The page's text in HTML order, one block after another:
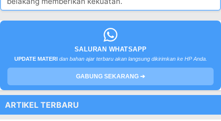
SALURAN WHATSAPP
UPDATE MATERI dan bahan ajar terbaru akan langsung dikirimkan ke HP Anda.
GABUNG SEKARANG ➔
ARTIKEL TERBARU